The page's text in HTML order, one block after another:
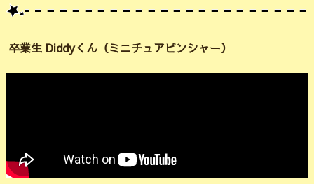
卒業生 Diddyくん（ミニチュアピンシャー）